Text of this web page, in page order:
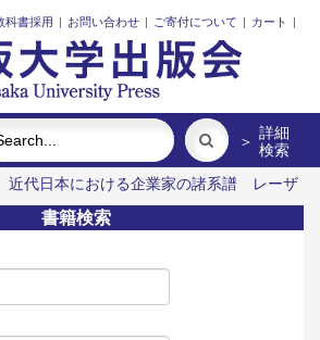
科書採用 | お問い合わせ | ご寄付について | カート |
＞ 詳細
検索
近代日本における企業家の諸系譜
レーザ
ム
Emergent Bilinguals and Educational
in Japan
三人の藤野先生、その生
力学
書籍検索